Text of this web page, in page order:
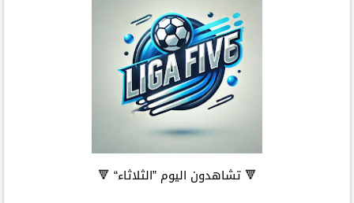
🔻 تشاهدون اليوم ”الثلاثاء“ 🔻